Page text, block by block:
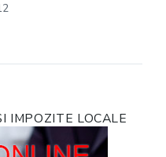
IMPOZITE LOCALE